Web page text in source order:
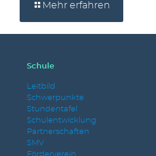
Mehr erfahren
Schule
Leitbild
Schwerpunkte
Stundentafel
Schulentwicklung
Partnerschaften
SMV